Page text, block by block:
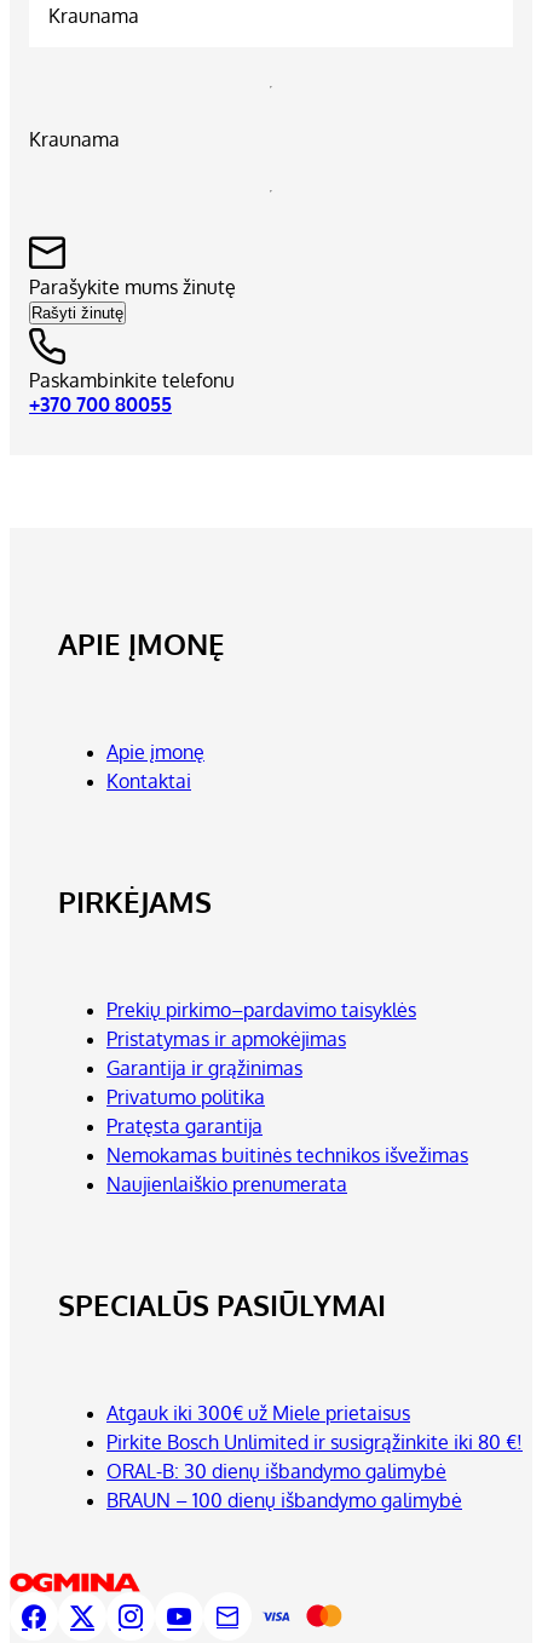
Kraunama
Kraunama
Parašykite mums žinutę
Rašyti žinutę
Paskambinkite telefonu
+370 700 80055
APIE ĮMONĘ
Apie įmonę
Kontaktai
PIRKĖJAMS
Prekių pirkimo–pardavimo taisyklės
Pristatymas ir apmokėjimas
Garantija ir grąžinimas
Privatumo politika
Pratęsta garantija
Nemokamas buitinės technikos išvežimas
Naujienlaiškio prenumerata
SPECIALŪS PASIŪLYMAI
Atgauk iki 300€ už Miele prietaisus
Pirkite Bosch Unlimited ir susigrąžinkite iki 80 €!
ORAL-B: 30 dienų išbandymo galimybė
BRAUN – 100 dienų išbandymo galimybė